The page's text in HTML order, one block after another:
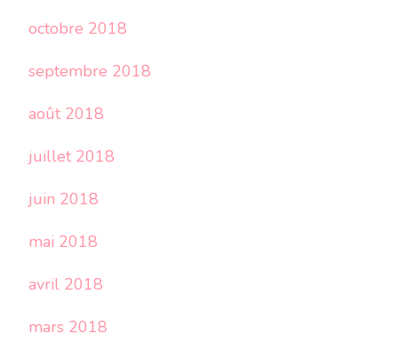
octobre 2018
septembre 2018
août 2018
juillet 2018
juin 2018
mai 2018
avril 2018
mars 2018